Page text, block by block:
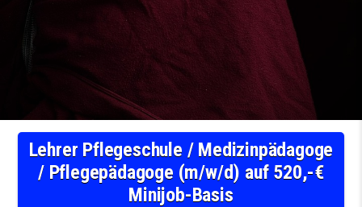
Lehrer Pflegeschule / Medizinpädagoge
/ Pflegepädagoge (m/w/d) auf 520,-€
Minijob-Basis